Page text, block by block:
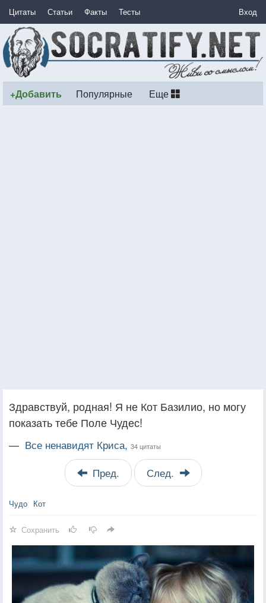
Цитаты Статьи Факты Тесты Вход
+Добавить Популярные Еще
Здравствуй, родная! Я не Кот Базилио, но могу
показать тебе Поле Чудес!
— Все ненавидят Криса, 34 цитаты
Пред. След.
Чудо Кот
Сохранить